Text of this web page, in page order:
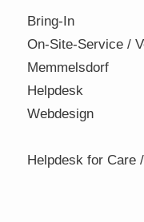
Bring-In
On-Site-Service /
Memmelsdorf
Helpdesk
Webdesign
Helpdesk for Care